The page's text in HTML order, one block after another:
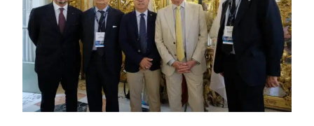
Consiglio
Generale
Assocamerestero,
entrano
genovesi